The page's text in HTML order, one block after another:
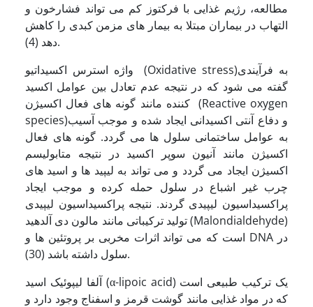
مطالعه، رژیم غذایی با فرکتوز کم می تواند فشارخون و
التهاب در بیماران مبتلا به بیمار های مزمن کبدی را کاهش
دهد (4).
واژه استرس اکسیداتیو (Oxidative stress)به فرآیندی
گفته می شود که در نتیجه عدم تعادل بین عوامل اکسید
کننده مانند گونه های فعال اکسیژن (Reactive oxygen
species)و دفاع آنتی اکسیدانی ایجاد شده و موجب آسیب
به عوامل ساختمانی سلول ها می گردد. گونه های فعال
اکسیژن مانند آنیون سوپر اکسید در نتیجه متابولیسم
اکسیژن ایجاد می گردد و می تواند به لیپید ها و اسید های
چرب غیر اشباع در سلول حمله کرده و موجب ایجاد
پراکسیداسیون لیپیدی گردند. نتیجه پراکسیداسیون لیپیدی
تولید ترکیباتی مانند مالون دی آلدهید (Malondialdehyde)
است که می تواند اثرات مخربی بر پروتئین ها و DNA در
سلول داشته باشد (30).
آلفا لیپوئیک اسید (α-lipoic acid) یک ترکیب طبیعی است
که در مواد غذایی مانند گوشت قرمز و اسفناج وجود دارد و